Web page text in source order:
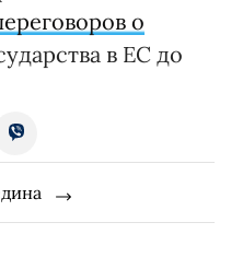
о
в ЕС до